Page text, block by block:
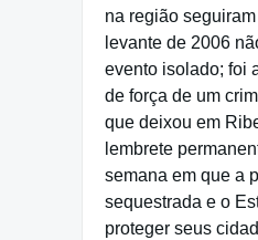
na região
levante de 2006
evento isolado; foi
de força de um
que deixou em
lembrete
semana em que a
sequestrada e o
proteger seus